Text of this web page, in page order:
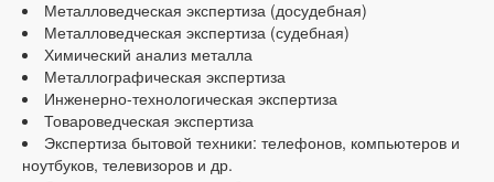
Металловедческая экспертиза (досудебная)
Металловедческая экспертиза (судебная)
Химический анализ металла
Металлографическая экспертиза
Инженерно-технологическая экспертиза
Товароведческая экспертиза
Экспертиза бытовой техники: телефонов, компьютеров и
ноутбуков, телевизоров и др.